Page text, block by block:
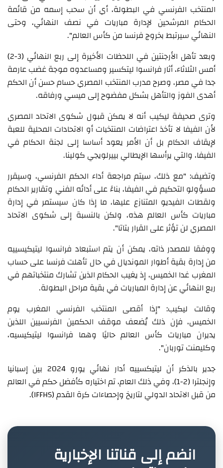
المنتخب الفرنسي في البطولة، أي أن سحب إسمه من قائمة
الحكام المرشحين لإدارة مباريات في نصف النهائي، وحتى
النهائي سيرتبط بخروج فرنسا من كأس العالم".
وبعد تأهل الأرجنتين في اللحظات الأخيرة إلى ربع النهائي (3-2)
أمس الثلاثاء، أثار فرانسوا ليتكسير ومساعدوه موجة غضب عارمة
جدا في مصر، وصرح مدرب المنتخب المصري حسام حسن أن الحكم
أهدى الفوز والتأهل بشكل مفضوح إلى ميسي ورفاقه.
وترى صحيفة ليكيب أنه لا يمكن قبول شكوى الاتحاد المصري
لأن الفيفا لا تأخذ اعتراضات المنتخبات أو الاتحادات المحلية للعبة
لإيقاف الحكام بل أن الأمر يعود أساسا إلى لجنة الحكام في
الفيفا، والتي يرأسها الإيطالي بييرلويجي كولينا.
وتضيف: "مع ذلك، سيتم مراجعة أداء الحكم الفرنسي، وسيقرر
مسؤولو التحكيم في الفيفا، بناءً على أدائه الفني وتقارير الحكام
ولقطات الفيديو المتنازع عليها، ما إذا كان سيستمر في إدارة
مباريات كأس العالم هذه، ولكن بالنسبة إلى شكوى الاتحاد
المصري لن تؤثر على القرار بتاتا".
ووفقا للمصدر ذاته، يمكن أن يتم استبعاد فرانسوا ليتيكيسييه
من إدارة بقية أطوار المونديال في حال تأهلت فرنسا على حساب
المغرب غدا الخميس، إذ يغيب الحكام الذين تشارك منتخباتهم في
ربع النهائي عن إدارة المباريات في بقية مراحل البطولة.
وقالت ليكيب: "إذا أقصى المنتخب الفرنسي المغرب يوم
الخميس، فإن ذلك يُضعف موقف الحكمين الفرنسيين اللذين
يديران مباريات كأس العالم حاليًا وهما فرانسوا ليتيكيسيه،
وكليمنت توربان".
جدير بالذكر أن ليتيكسييه أدار نهائي يورو 2024 بين إسبانيا
وإنجلترا (2-1)، وفي ذلك العام، تم اختياره كأفضل حكم في العالم
من قبل الاتحاد الدولي لتاريخ وإحصاءات كرة القدم (IFFHS).
انضم إلى قناتنا الإخبارية